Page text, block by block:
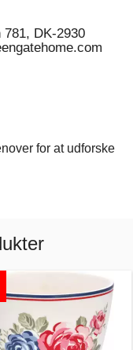
DK-2930
for at udforske